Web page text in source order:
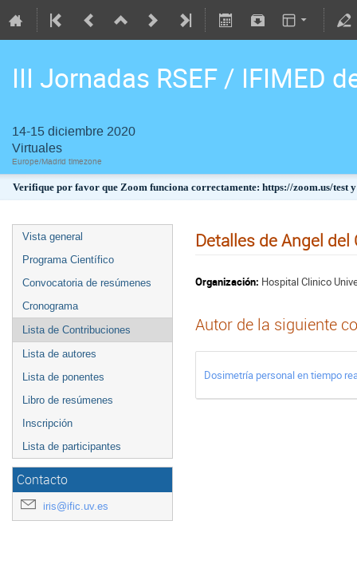
III Jornadas RSEF / IFIMED
14-15 diciembre 2020
Virtuales
Europe/Madrid timezone
Verifique por favor que Zoom funciona correctamente: https://zoom.us/test
Vista general
Programa Científico
Convocatoria de resúmenes
Cronograma
Lista de Contribuciones
Lista de autores
Lista de ponentes
Libro de resúmenes
Inscripción
Lista de participantes
Contacto
iris@ific.uv.es
Detalles de Angel del
Organización: Hospital Clinico
Autor de la siguiente
Dosimetría personal en tiempo